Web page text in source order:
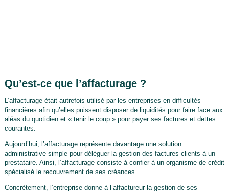
Qu’est-ce que l’affacturage ?
L’affacturage était autrefois utilisé par les entreprises en difficultés
financières afin qu’elles puissent disposer de liquidités pour faire face aux
aléas du quotidien et « tenir le coup » pour payer ses factures et dettes
courantes.
Aujourd’hui, l’affacturage représente davantage une solution
administrative simple pour déléguer la gestion des factures clients à un
prestataire. Ainsi, l’affacturage consiste à confier à un organisme de crédit
spécialisé le recouvrement de ses créances.
Concrètement, l’entreprise donne à l’affactureur la gestion de ses